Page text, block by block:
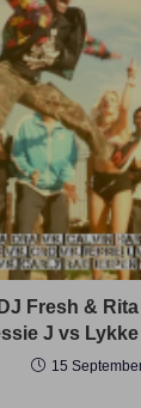
Fresh &
J vs
15